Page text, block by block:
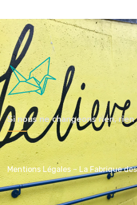
Si nous ne changeons rien, rien
Mentions Légales – La Fabrique